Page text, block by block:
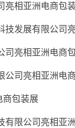
亮相亚洲电商包
技发展有限公司
司亮相亚洲电商
公司亮相亚洲电
商包装展
有限公司亮相亚